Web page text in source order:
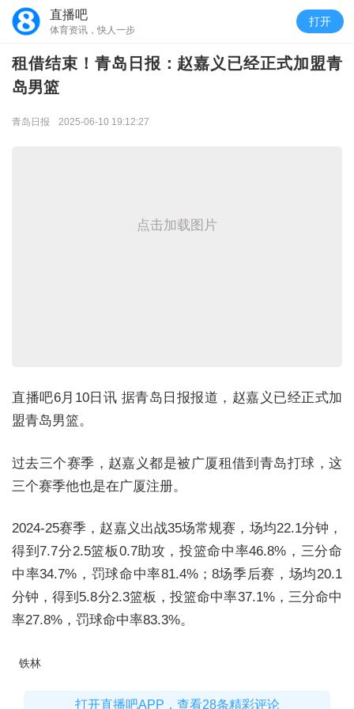
直播吧
体育资讯，快人一步
打开
租借结束！青岛日报：赵嘉义已经正式加盟青
岛男篮
青岛日报 2025-06-10 19:12:27
点击加载图片
直播吧6月10日讯 据青岛日报报道，赵嘉义已经正式加
盟青岛男篮。
过去三个赛季，赵嘉义都是被广厦租借到青岛打球，这
三个赛季他也是在广厦注册。
2024-25赛季，赵嘉义出战35场常规赛，场均22.1分钟，
得到7.7分2.5篮板0.7助攻，投篮命中率46.8%，三分命
中率34.7%，罚球命中率81.4%；8场季后赛，场均20.1
分钟，得到5.8分2.3篮板，投篮命中率37.1%，三分命中
率27.8%，罚球命中率83.3%。
铁林
打开直播吧APP，查看28条精彩评论